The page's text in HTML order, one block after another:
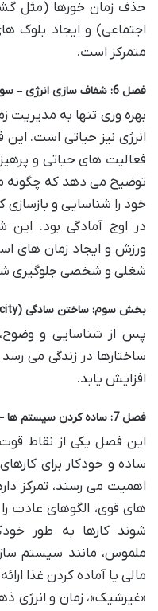
حذف زمان خورها (مثل
اجتماعی) و ایجاد بلوک
متمرکز است.
فصل 6: شفاف سازی انرژی – سوخت لازم برای زندگی ایده آل
بهره وری تنها به مدیریت
انرژی نیز حیاتی است.
فعالیت های حیاتی و
توضیح می دهد که چگونه
خود را شناسایی و بازسازی
در اوج آمادگی بود.
ورزش و ایجاد زمان های
شغلی و شخصی جلوگیری
بخش سوم: ساختن سادگی (Building Simplicity)
پس از شناسایی و
ساختارها در زندگی می
افزایش یابد.
فصل 7: ساده کردن سیستم ها – روان سازی زندگی روزمره
این فصل یکی از نقاط
ساده و خودکار برای
اهمیت می رسند، تمرکز
های قوی، الگوهای عادت
شوند کارها به طور
ملموس، مانند سیستم
مالی یا آماده کردن غذا
«غیرشیک»، زمان و انرژی